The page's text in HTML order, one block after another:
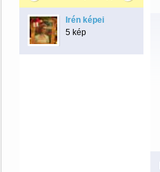
Irén képei
5 kép